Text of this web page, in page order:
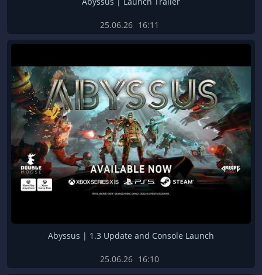
25.06.26 16:11
Abyssus | 1.3 Update and Console Launch
25.06.26 16:10